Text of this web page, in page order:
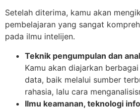
Setelah diterima, kamu akan
pembelajaran yang sangat
pada ilmu intelijen.
Teknik pengumpulan dan
Kamu akan diajarkan
data, baik melalui sumber
rahasia, lalu cara
Ilmu keamanan, teknologi